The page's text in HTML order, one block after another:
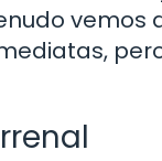
vemos